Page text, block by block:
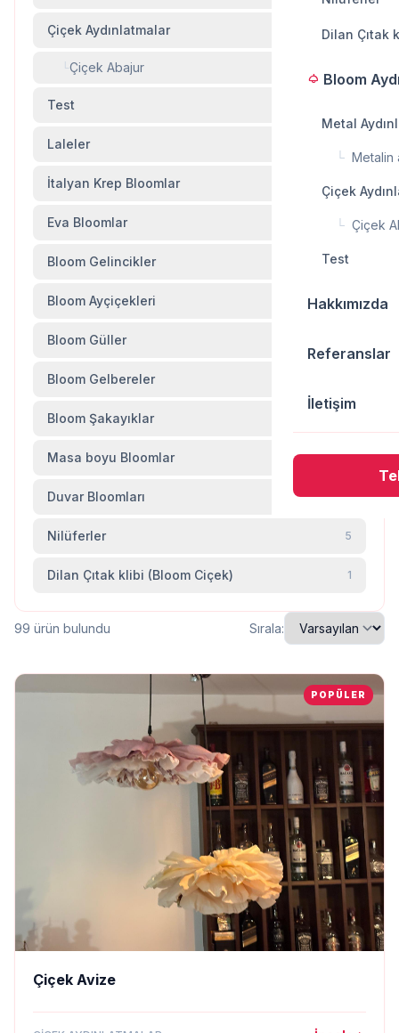
Dilan Çıtak
light Bloom
Metal
└ Metalin
Çiçek
└ Çiçek
Test
Hakkımızda
Referanslar
İletişim
Çiçek Aydınlatmalar 2
└Çiçek Abajur
Test
Laleler
İtalyan Krep Bloomlar 23
Eva Bloomlar 10
Bloom Gelincikler 13
Bloom Ayçiçekleri 16
Bloom Güller
Bloom Gelbereler
Bloom Şakayıklar
Masa boyu Bloomlar 5
Duvar Bloomları 1
Nilüferler 5
Dilan Çıtak klibi (Bloom Ciçek) 1
99 ürün bulundu Sırala:
POPÜLER
Çiçek Avize